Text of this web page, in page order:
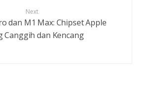
Next
dan M1 Max: Chipset Apple
Canggih dan Kencang